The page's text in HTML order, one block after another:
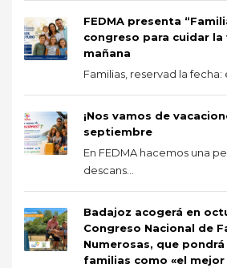
FEDMA presenta
congreso para cuidar la
mañana
Familias, reservad la fecha:
¡Nos vamos de
septiembre
En FEDMA hacemos una
descans...
Badajoz acogerá en
Congreso Nacional de
Numerosas, que
familias como «el